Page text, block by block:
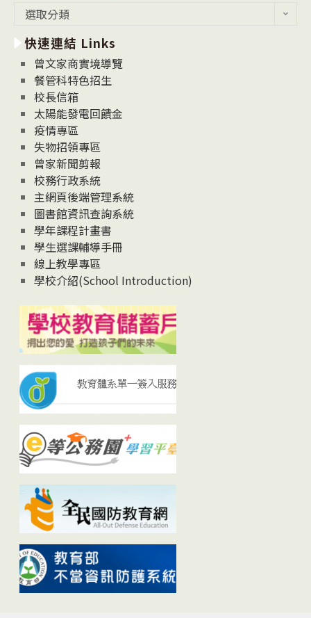
消
息
News
選取分類
快速連結 Links
曾文家商實境導覽
餐管科特色招生
校長信箱
太陽能發電回饋金
疫情專區
失物招領專區
曾家新聞剪報
校務行政系統
主網頁後端管理系統
圖書館資訊查詢系統
學年課程計畫書
學生選課輔導手冊
線上教學專區
學校介紹(School Introduction)